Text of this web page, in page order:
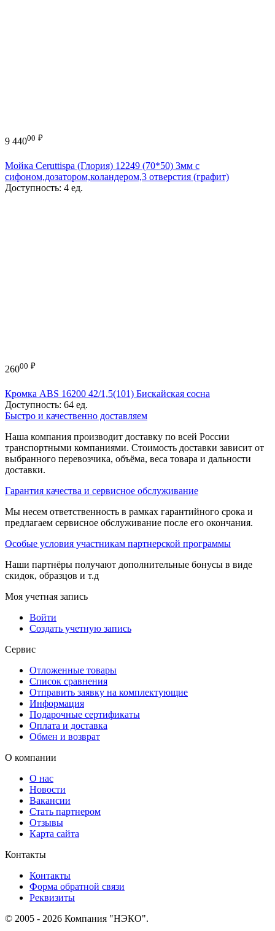
9 44000 ₽
Мойка Ceruttispa (Глория) 12249 (70*50) 3мм с
сифоном,дозатором,коландером,3 отверстия (графит)
Доступность: 4 ед.
26000 ₽
Кромка ABS 16200 42/1,5(101) Бискайская сосна
Доступность: 64 ед.
Быстро и качественно доставляем
Наша компания производит доставку по всей России
транспортными компаниями. Стоимость доставки зависит от
выбранного перевозчика, объёма, веса товара и дальности
доставки.
Гарантия качества и сервисное обслуживание
Мы несем ответственность в рамках гарантийного срока и
предлагаем сервисное обслуживание после его окончания.
Особые условия участникам партнерской программы
Наши партнёры получают дополнительные бонусы в виде
скидок, образцов и т.д
Моя учетная запись
Войти
Создать учетную запись
Сервис
Отложенные товары
Список сравнения
Отправить заявку на комплектующие
Информация
Подарочные сертификаты
Оплата и доставка
Обмен и возврат
О компании
О нас
Новости
Вакансии
Стать партнером
Отзывы
Карта сайта
Контакты
Контакты
Форма обратной связи
Реквизиты
© 2005 - 2026 Компания "НЭКО".